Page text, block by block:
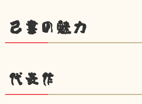
己書の魅力
代表作